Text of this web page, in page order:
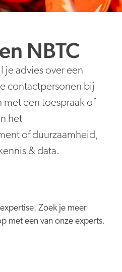
NBTC
je advies over een
contactpersonen bij
met een toespraak of
het
of duurzaamheid,
& data.
Zoek je meer
met een van onze experts.